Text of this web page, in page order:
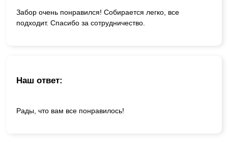
Забор очень понравился! Собирается легко, все
подходит. Спасибо за сотрудничество.
Наш ответ:
Рады, что вам все понравилось!